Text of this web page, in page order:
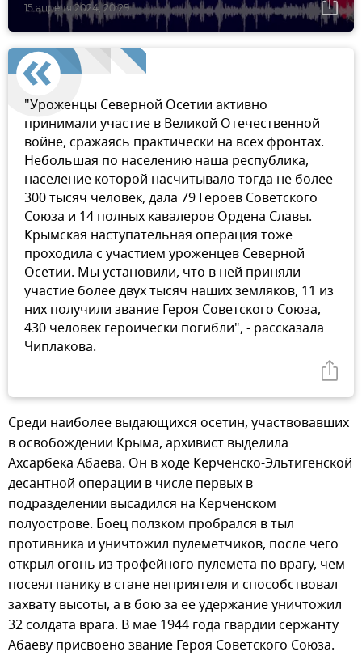
15 апреля 2024, 20:29
"Уроженцы Северной Осетии активно
принимали участие в Великой Отечественной
войне, сражаясь практически на всех фронтах.
Небольшая по населению наша республика,
население которой насчитывало тогда не более
300 тысяч человек, дала 79 Героев Советского
Союза и 14 полных кавалеров Ордена Славы.
Крымская наступательная операция тоже
проходила с участием уроженцев Северной
Осетии. Мы установили, что в ней приняли
участие более двух тысяч наших земляков, 11 из
них получили звание Героя Советского Союза,
430 человек героически погибли", - рассказала
Чиплакова.
Среди наиболее выдающихся осетин, участвовавших
в освобождении Крыма, архивист выделила
Ахсарбека Абаева. Он в ходе Керченско-Эльтигенской
десантной операции в числе первых в
подразделении высадился на Керченском
полуострове. Боец ползком пробрался в тыл
противника и уничтожил пулеметчиков, после чего
открыл огонь из трофейного пулемета по врагу, чем
посеял панику в стане неприятеля и способствовал
захвату высоты, а в бою за ее удержание уничтожил
32 солдата врага. В мае 1944 года гвардии сержанту
Абаеву присвоено звание Героя Советского Союза.